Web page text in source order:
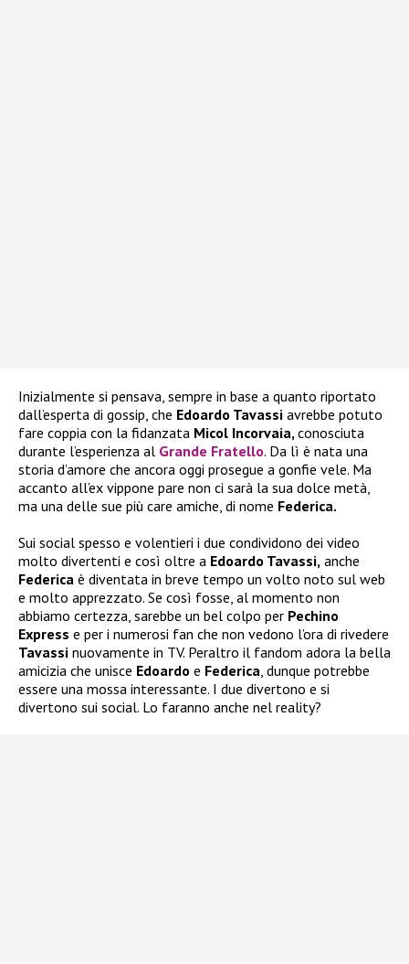
Inizialmente si pensava, sempre in base a quanto riportato
dall’esperta di gossip, che Edoardo Tavassi avrebbe potuto
fare coppia con la fidanzata Micol Incorvaia, conosciuta
durante l’esperienza al Grande Fratello. Da lì è nata una
storia d’amore che ancora oggi prosegue a gonfie vele. Ma
accanto all’ex vippone pare non ci sarà la sua dolce metà,
ma una delle sue più care amiche, di nome Federica.
Sui social spesso e volentieri i due condividono dei video
molto divertenti e così oltre a Edoardo Tavassi, anche
Federica è diventata in breve tempo un volto noto sul web
e molto apprezzato. Se così fosse, al momento non
abbiamo certezza, sarebbe un bel colpo per Pechino
Express e per i numerosi fan che non vedono l’ora di rivedere
Tavassi nuovamente in TV. Peraltro il fandom adora la bella
amicizia che unisce Edoardo e Federica , dunque potrebbe
essere una mossa interessante. I due divertono e si
divertono sui social. Lo faranno anche nel reality?